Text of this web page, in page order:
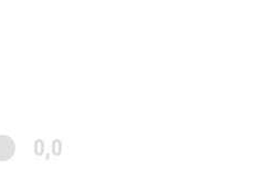
0,0